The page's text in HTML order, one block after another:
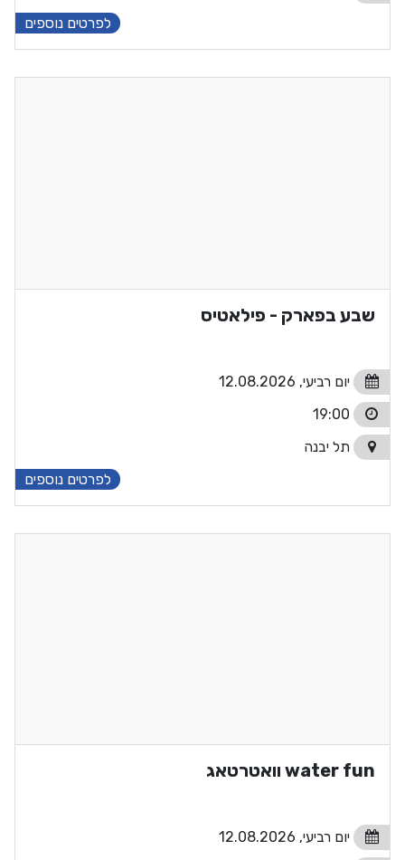
לפרטים נוספים
שבע בפארק - פילאטיס
יום רביעי, 12.08.2026
תל יבנה
לפרטים נוספים
water fun וואטרטאג
יום רביעי, 12.08.2026